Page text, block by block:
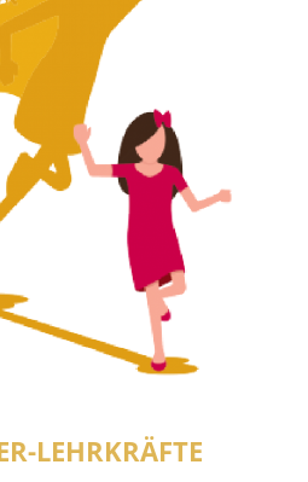
LEHRKRÄFTE